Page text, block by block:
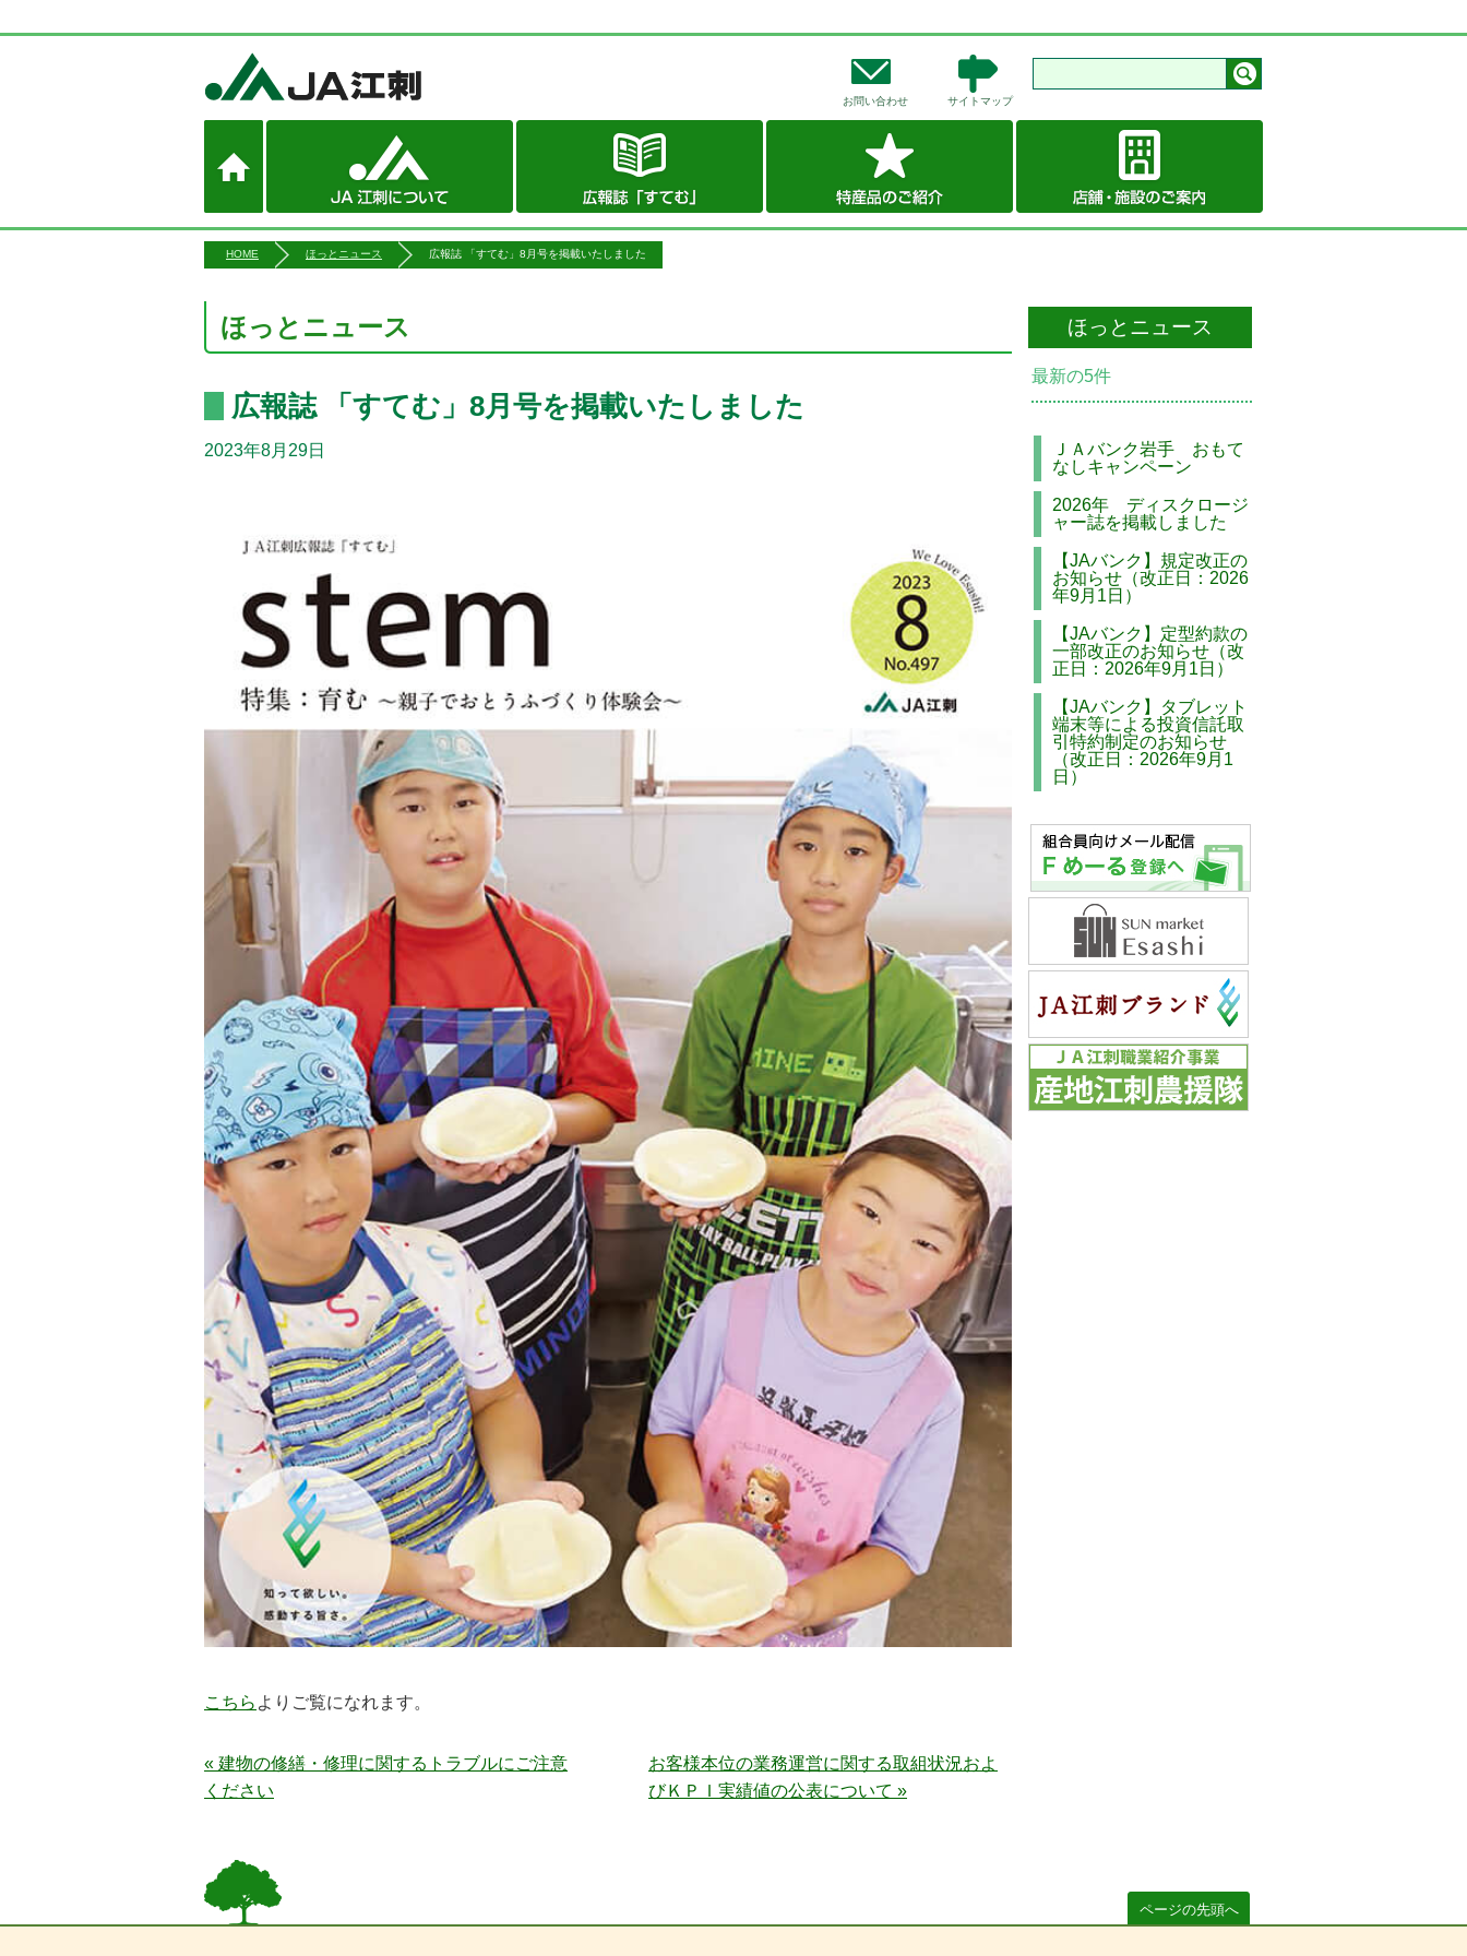
サイトマップ
お問い合わせ
HOME ほっとニュース 広報誌 「すてむ」8月号を掲載いたしました
ほっとニュース
広報誌 「すてむ」8月号を掲載いたしました
2023年8月29日
こちら よりご覧になれます。
« 建物の修繕・修理に関するトラブルにご注意
ください
お客様本位の業務運営に関する取組状況およ
びＫＰＩ実績値の公表について »
ほっとニュース
最新の5件
ＪＡバンク岩手 おもて
なしキャンペーン
2026年 ディスクロージ
ャー誌を掲載しました
【JAバンク】規定改正の
お知らせ（改正日：2026
年9月1日）
【JAバンク】定型約款の
一部改正のお知らせ（改
正日：2026年9月1日）
【JAバンク】タブレット
端末等による投資信託取
引特約制定のお知らせ
（改正日：2026年9月1
日）
ページの先頭へ